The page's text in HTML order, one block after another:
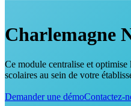
Charlemagne
Ce module centralise et optimise
scolaires au sein de votre
Demander une démoContactez-